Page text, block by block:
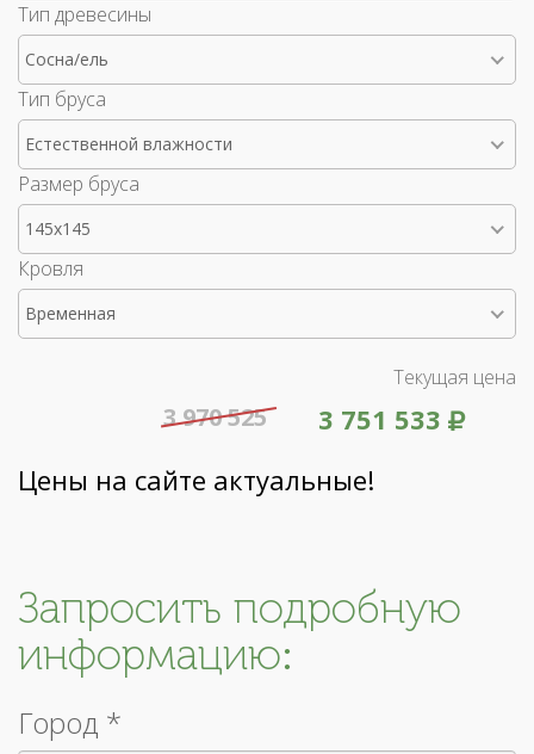
Тип древесины
Сосна/ель
Тип бруса
Естественной влажности
Размер бруса
145x145
Кровля
Временная
Текущая цена
3 751 533
3 970 525
Цены на сайте актуальные!
Запросить подробную
информацию:
Город *